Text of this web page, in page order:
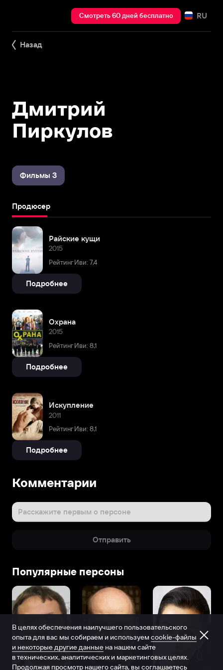
Смотреть 60 дней бесплатно RU
Назад
Дмитрий
Пиркулов
Фильмы 3
Продюсер
Райские кущи
2015
Рейтинг Иви: 7,4
Подробнее
Охрана
2015
Рейтинг Иви: 8,1
Подробнее
Искупление
2011
Рейтинг Иви: 8,1
Подробнее
Комментарии
Расскажите первым о персоне
Отправить
Популярные персоны
В целях обеспечения наилучшего пользовательского
опыта для вас мы собираем и используем cookie-файлы
и некоторые другие данные на нашем сайте
в технических, аналитических и маркетинговых целях.
Продолжая просмотр нашего сайта, вы соглашаетесь